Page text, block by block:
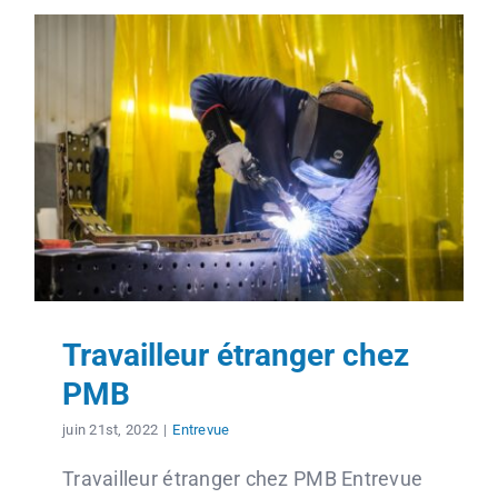
Travailleur étranger chez
PMB
juin 21st, 2022 | Entrevue
Travailleur étranger chez PMB Entrevue